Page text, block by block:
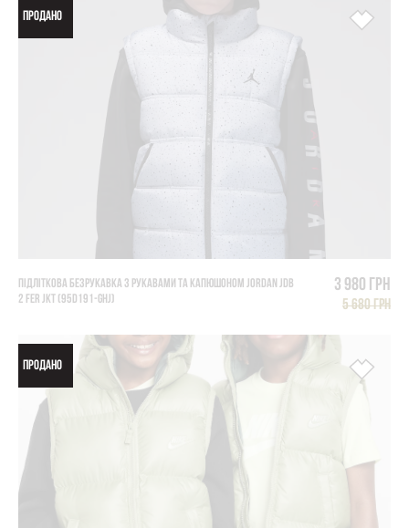
ПРОДАНО
ПІДЛІТКОВА БЕЗРУКАВКА З РУКАВАМИ ТА КАПЮШОНОМ JORDAN JDB
2 FER JKT (95D191-GHJ)
3 980 грн
5 680 грн
ПРОДАНО